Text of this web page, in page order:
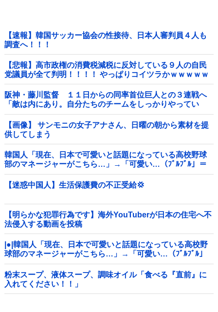
【速報】韓国サッカー協会の性接待、日本人審判員４人も
調査へ！！！
【悲報】高市政権の消費税減税に反対している９人の自民
党議員が全て判明！！！！ やっぱりコイツラかｗｗｗｗｗ
阪神・藤川監督 １１日からの同率首位巨人との３連戦へ
「敵は内にあり。自分たちのチームをしっかりやってい
く」他
【画像】 サンモニの女子アナさん、日曜の朝から素材を提
供してしまう
韓国人「現在、日本で可愛いと話題になっている高校野球
部のマネージャーがこちら…」→「可愛い…（ﾌﾞﾙﾌﾞﾙ」＝
韓国の反応
【迷惑中国人】生活保護費の不正受給💢
【明らかな犯罪行為です】海外YouTuberが日本の住宅へ不
法侵入する動画を投稿
|●|韓国人「現在、日本で可愛いと話題になっている高校野
球部のマネージャーがこちら…」→「可愛い…（ﾌﾞﾙﾌﾞﾙ」
＝韓国の反応
粉末スープ、液体スープ、調味オイル「食べる『直前』に
入れてください！！」